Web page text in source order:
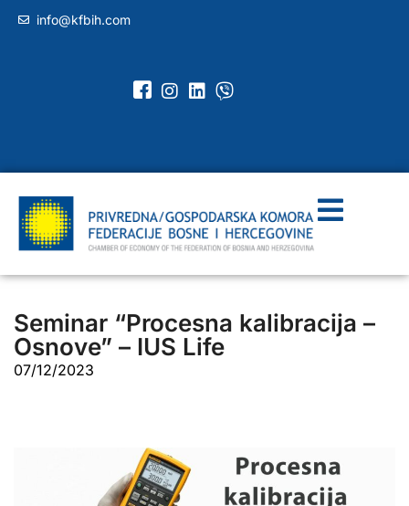
info@kfbih.com
Seminar “Procesna kalibracija –
Osnove” – IUS Life
07/12/2023